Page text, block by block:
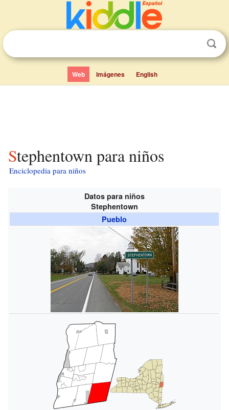
Web Imágenes English
Stephentown para niños
Enciclopedia para niños
Datos para niños
Stephentown
Pueblo